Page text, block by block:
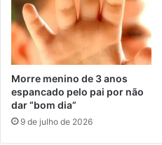
Morre menino de 3 anos
espancado pelo pai por não
dar “bom dia”
9 de julho de 2026